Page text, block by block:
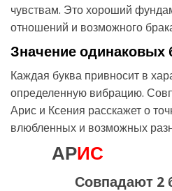
чувствам. Это хороший
отношений и возможного
Значение одинаковых
Каждая буква привносит в
определенную вибрацию.
Арис и Ксения расскажет о
влюбленных и возможных
АРИС
Совпадают 2